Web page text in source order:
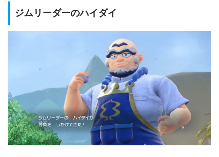
ジムリーダーのハイダイ